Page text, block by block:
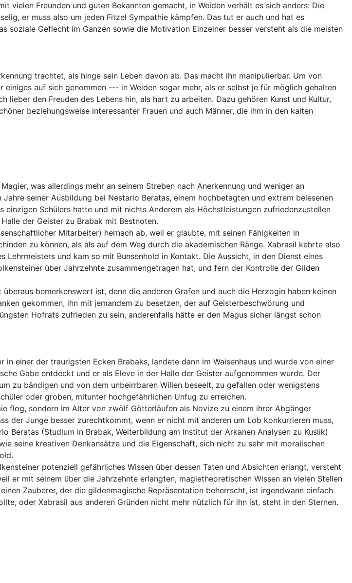
vielen Freunden und guten Bekannten gemacht, in Weiden verhält es sich anders: Die
er muss also um jeden Fitzel Sympathie kämpfen. Das tut er auch und hat es
Geflecht im Ganzen sowie die Motivation Einzelner besser versteht als die meisten
trachtet, als hinge sein Leben davon ab. Das macht ihn manipulierbar. Um von
auf sich genommen --- in Weiden sogar mehr, als er selbst je für möglich gehalten
den Freuden des Lebens hin, als hart zu arbeiten. Dazu gehören Kunst und Kultur,
beziehungsweise interessanter Frauen und auch Männer, die ihm in den kalten
was allerdings mehr an seinem Streben nach Anerkennung und weniger an
seiner Ausbildung bei Nestario Beratas, einem hochbetagten und extrem belesenen
Schülers hatte und mit nichts Anderem als Höchstleistungen zufriedenzustellen
der Geister zu Brabak mit Bestnoten.
Mitarbeiter) hernach ab, weil er glaubte, mit seinen Fähigkeiten in
zu können, als als auf dem Weg durch die akademischen Ränge. Xabrasil kehrte also
und kam so mit Bunsenhold in Kontakt. Die Aussicht, in den Dienst eines
über Jahrzehnte zusammengetragen hat, und fern der Kontrolle der Gilden
bemerkenswert ist, denn die anderen Grafen und auch die Herzogin haben keinen
gekommen, ihn mit jemandem zu besetzen, der auf Geisterbeschwörung und
Hofrats zufrieden zu sein, anderenfalls hätte er den Magus sicher längst schon
einer der traurigsten Ecken Brabaks, landete dann im Waisenhaus und wurde von einer
Gabe entdeckt und er als Eleve in der Halle der Geister aufgenommen wurde. Der
zu bändigen und von dem unbeirrbaren Willen beseelt, zu gefallen oder wenigstens
oder groben, mitunter hochgefährlichen Unfug zu erreichen.
flog, sondern im Alter von zwölf Götterläufen als Novize zu einem ihrer Abgänger
der Junge besser zurechtkommt, wenn er nicht mit anderen um Lob konkurrieren muss,
(Studium in Brabak, Weiterbildung am Institut der Arkanen Analysen zu Kuslik)
seine kreativen Denkansätze und die Eigenschaft, sich nicht zu sehr mit moralischen
potenziell gefährliches Wissen über dessen Taten und Absichten erlangt, versteht
er mit seinem über die Jahrzehnte erlangten, magietheoretischen Wissen an vielen Stellen
Zauberer, der die gildenmagische Repräsentation beherrscht, ist irgendwann einfach
oder Xabrasil aus anderen Gründen nicht mehr nützlich für ihn ist, steht in den Sternen.